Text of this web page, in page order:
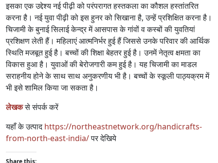
इसका एक उद्देश्य नई पीढ़ी को परंपरागत हस्तकला का कौशल हस्तांतरित
करना है। नई युवा पीढ़ी को इस हुनर को सिखाना है, उन्हें प्रशिक्षित करना है।
चिजामी के बुनाई सिलाई केन्द्र में आसपास के गांवों व कस्बों की युवतियां
प्रशिक्षण लेती हैं। महिलाएं आत्मनिर्भर हुई हैं जिससे उनके परिवार की आर्थिक
स्थिति मजबूत हुई है। बच्चों की शिक्षा बेहतर हुई है। उनमें नेतृत्व क्षमता का
विकास हुआ है। युवाओं की बेरोजगारी कम हुई है। यह चिजामी का माडल
सराहनीय होने के साथ साथ अनुकरणीय भी है। बच्चों के स्कूली पाठ्यक्रम में
भी इसे शामिल किया जा सकता है।
लेखकसे संपर्क करें
यहाँ के उत्पादhttps://northeastnetwork.org/handicrafts-
from-north-east-india/पर देखिये
Share this: